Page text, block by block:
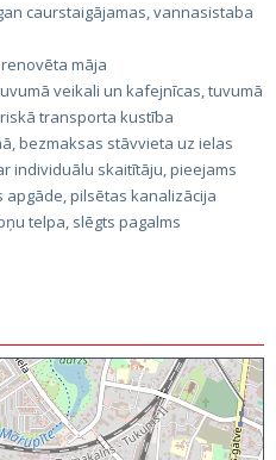
caurstaigājamas, vannasistaba
māja
veikali un kafejnīcas, tuvumā
transporta kustība
bezmaksas stāvvieta uz ielas
individuālu skaitītāju, pieejams
pilsētas kanalizācija
telpa, slēgts pagalms